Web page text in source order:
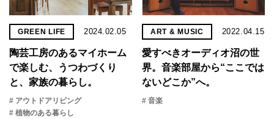
GREEN LIFE 2024.02.05
陶芸工房のあるマイホーム
で楽しむ、うつわづくり
と、家族の暮らし。
# アウトドアリビング
# 植物のある暮らし
ART & MUSIC 2022.04.15
愛すべきオーディオ沼の世
界。音楽部屋から“ここでは
ないどこか”へ。
# 音楽